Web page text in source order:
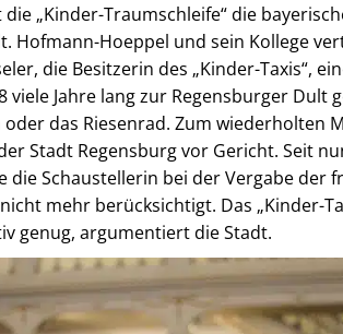
die „Kinder-Traumschleife“ die
Hofmann-Hoeppel und sein Kollege
die Besitzerin des „Kinder-Taxis“,
viele Jahre lang zur Regensburger Dult
oder das Riesenrad. Zum wiederholten
Stadt Regensburg vor Gericht. Seit
die Schaustellerin bei der Vergabe der
mehr berücksichtigt. Das „Kinder-
genug, argumentiert die Stadt.